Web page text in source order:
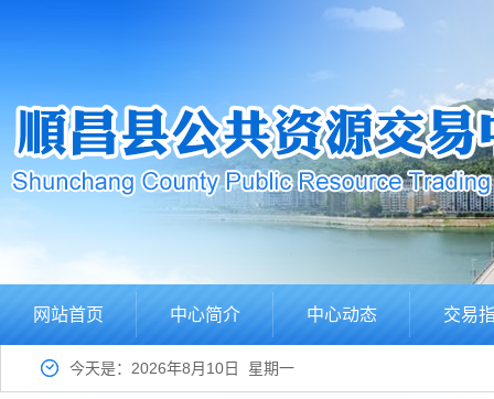
网站首页 中心简介 中心动态 交易
今天是：2026年8月10日 星期一